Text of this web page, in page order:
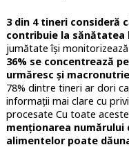
3 din 4 tineri consideră
contribuie la sănătatea
jumătate își
36% se concentrează
urmăresc și
78% dintre tineri ar dori
informații mai clare cu
procesate Cu toate
menționarea
alimentelor poate